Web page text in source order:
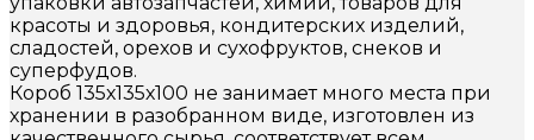
красоты и здоровья, кондитерских изделий,
сладостей, орехов и сухофруктов, снеков и
суперфудов.
Короб 135х135х100 не занимает много места при
хранении в разобранном виде, изготовлен из